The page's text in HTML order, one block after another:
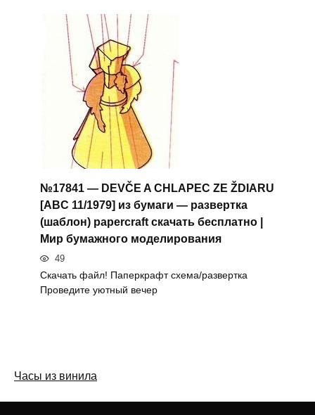
№17841 — DEVČE A CHLAPEC ZE ŽDIARU
[ABC 11/1979] из бумаги — развертка
(шаблон) papercraft скачать бесплатно |
Мир бумажного моделирования
49
Скачать файл! Паперкрафт схема/развертка
Проведите уютный вечер
Часы из винила